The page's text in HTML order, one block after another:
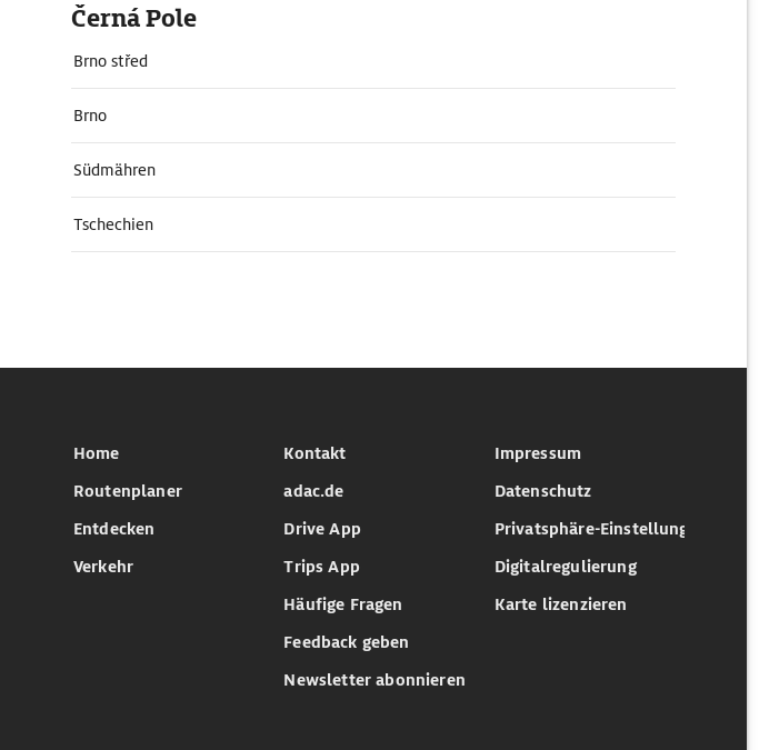
Černá Pole
Brno střed
Brno
Südmähren
Tschechien
Home
Routenplaner
Entdecken
Verkehr
Kontakt
adac.de
Drive App
Trips App
Häufige Fragen
Feedback geben
Newsletter abonnieren
Impressum
Datenschutz
Privatsphäre-Einstellungen
Digitalregulierung
Karte lizenzieren